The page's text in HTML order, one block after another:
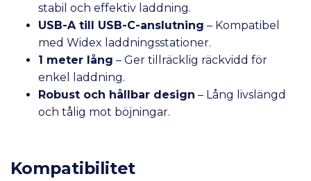
stabil och effektiv laddning.
USB-A till USB-C-anslutning – Kompatibel
med Widex laddningsstationer.
1 meter lång – Ger tillräcklig räckvidd för
enkel laddning.
Robust och hållbar design – Lång livslängd
och tålig mot böjningar.
Kompatibilitet